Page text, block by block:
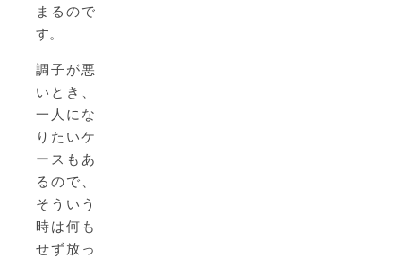
まるので
す。
調子が悪
いとき、
一人にな
りたいケ
ースもあ
るので、
そういう
時は何も
せず放っ